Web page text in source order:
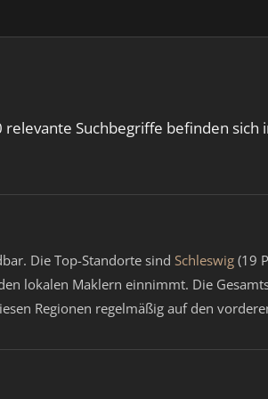
Suchbegriffe befinden sich
Die Top-Standorte sind Schleswig (19
lokalen Maklern einnimmt. Die
Regionen regelmäßig auf den